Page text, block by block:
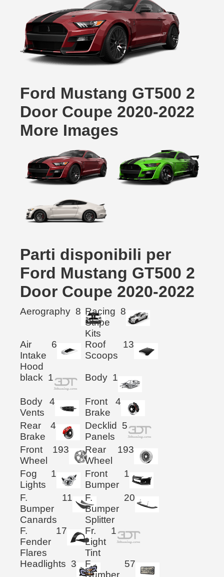
Ford Mustang GT500 2
Door Coupe 2020-2022
More Images
Parti disponibili per
Ford Mustang GT500 2
Door Coupe 2020-2022
Aerography 8 Racing
Stripe
Kits
8
Air
Intake
Hood
6
Roof
Scoops
13
black 1 Body 1
Body
Vents
4
Front
Brake
4
Rear
Brake
4
Decklid
Panels
5
Front
Wheel
193
Rear
Wheel
193
Fog
Lights
1
Front
Bumper
1
F.
Bumper
Canards
11
F.
Bumper
Splitter
20
F.
Fender
Flares
17
Fr.
Light
Tint
1
Headlights 3
F.
Number
57